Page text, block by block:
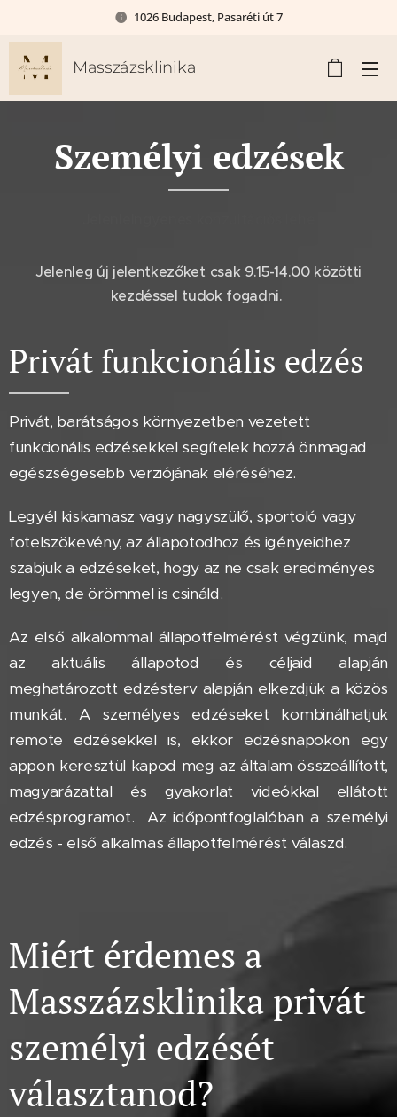
1026 Budapest, Pasaréti út 7
Masszázsklinika
Személyi edzések
Jelenleg új jelentkezőket csak 9.15-14.00 közötti
kezdéssel tudok fogadni.
Privát funkcionális edzés
Privát, barátságos környezetben vezetett
funkcionális edzésekkel segítelek hozzá önmagad
egészségesebb verziójának eléréséhez.
Legyél kiskamasz vagy nagyszülő, sportoló vagy
fotelszökevény, az állapotodhoz és igényeidhez
szabjuk a edzéseket, hogy az ne csak eredményes
legyen, de örömmel is csináld.
Az első alkalommal állapotfelmérést végzünk, majd
az aktuális állapotod és céljaid alapján
meghatározott edzésterv alapján elkezdjük a közös
munkát. A személyes edzéseket kombinálhatjuk
remote edzésekkel is, ekkor edzésnapokon egy
appon keresztül kapod meg az általam összeállított,
magyarázattal és gyakorlat videókkal ellátott
edzésprogramot. Az időpontfoglalóban a személyi
edzés - első alkalmas állapotfelmérést válaszd.
Miért érdemes a
Masszázsklinika privát
személyi edzését
választanod?